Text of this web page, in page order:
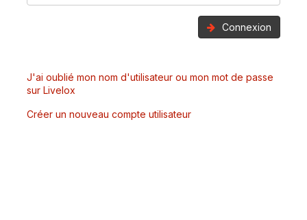
Connexion
J'ai oublié mon nom d'utilisateur ou mon mot de passe
sur Livelox
Créer un nouveau compte utilisateur